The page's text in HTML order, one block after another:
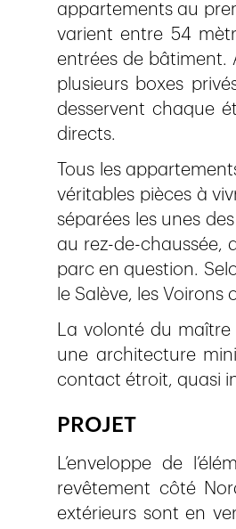
appartements au
varient entre 54
entrées de bâtiment.
plusieurs boxes
desservent chaque
directs.
Tous les
véritables pièces à
séparées les unes
au rez-de-chaussée,
parc en question.
le Salève, les Voirons
La volonté du
une architecture
contact étroit, quasi
PROJET
L’enveloppe de
revêtement côté
extérieurs sont en